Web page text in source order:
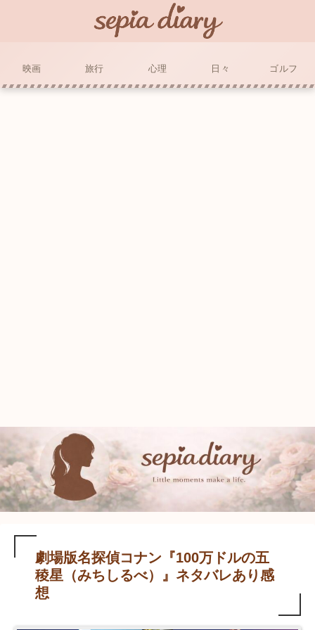
映画 旅行 心理 日々 ゴルフ
劇場版名探偵コナン『100万ドルの五
稜星（みちしるべ）』ネタバレあり感
想